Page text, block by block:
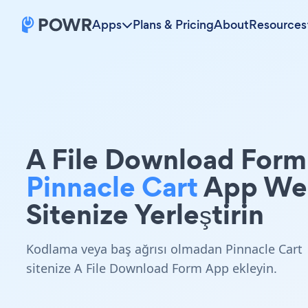
Apps Plans & PricingAboutResources
A File Download Form
Pinnacle CartApp
Sitenize Yerleştirin
Kodlama veya baş ağrısı olmadan Pinnacle Cart
sitenize A File Download Form App ekleyin.